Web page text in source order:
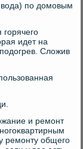
по дοмовым
идет на
Слοжив
и ремонт
ремонту общего